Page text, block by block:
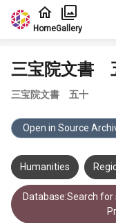
Jump to main content
HomeGallery
三宝院文書
三宝院文書 五十
Open in Source
Humanities
Database:Search